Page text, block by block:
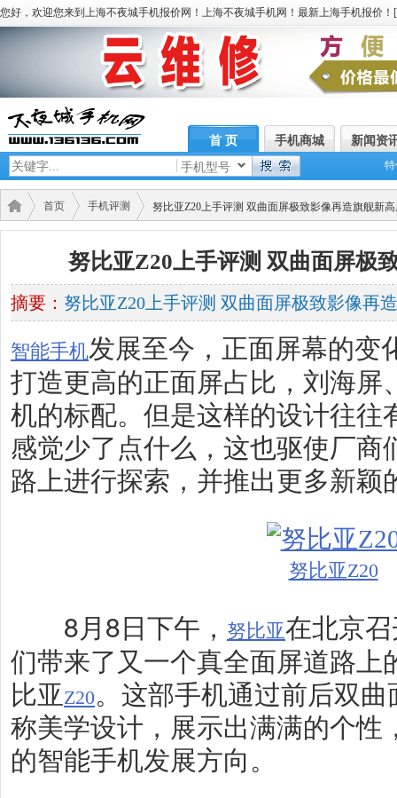
您好，欢迎您来到上海不夜城手机报价网！上海不夜城手机网！最新上海手机报价！[
首 页 手机商城
新闻资
手机型号
首页 手机评测 努比亚Z20上手评测 双曲面屏极致影像再造旗舰新
努比亚Z20上手评测 双曲面屏极
摘要： 努比亚Z20上手评测 双曲面屏极致影像再
智能手机发展至今，正面屏幕的变
打造更高的正面屏占比，刘海屏
机的标配。但是这样的设计往往
感觉少了点什么，这也驱使厂商
路上进行探索，并推出更多新颖
努比亚Z20
8月8日下午， 努比亚在北京
们带来了又一个真全面屏道路
比亚Z20。这部手机通过前后双
称美学设计，展示出满满的个性
的智能手机发展方向。